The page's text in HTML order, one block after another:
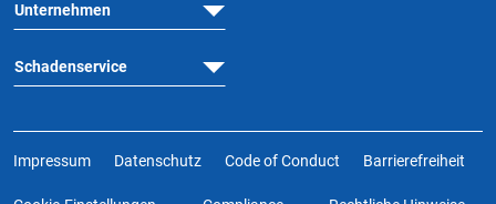
Unternehmen
Schadenservice
Impressum Datenschutz Code of Conduct Barrierefreiheit